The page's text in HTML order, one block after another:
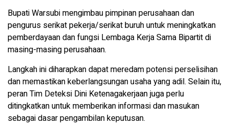
Bupati Warsubi mengimbau pimpinan perusahaan dan
pengurus serikat pekerja/serikat buruh untuk meningkatkan
pemberdayaan dan fungsi Lembaga Kerja Sama Bipartit di
masing-masing perusahaan.
Langkah ini diharapkan dapat meredam potensi perselisihan
dan memastikan keberlangsungan usaha yang adil. Selain itu,
peran Tim Deteksi Dini Ketenagakerjaan juga perlu
ditingkatkan untuk memberikan informasi dan masukan
sebagai dasar pengambilan keputusan.